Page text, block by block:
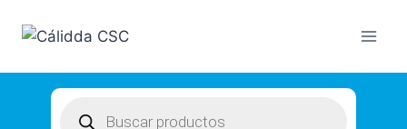
search